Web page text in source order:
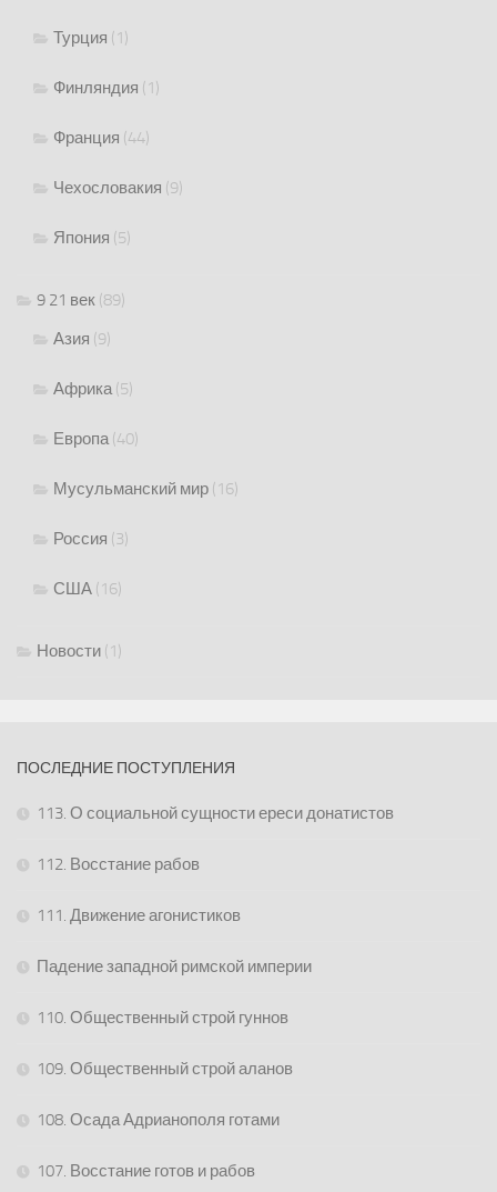
Турция (1)
Финляндия (1)
Франция (44)
Чехословакия (9)
Япония (5)
9 21 век (89)
Азия (9)
Африка(5)
Европа(40)
Мусульманский мир (16)
Россия (3)
США (16)
Новости (1)
ПОСЛЕДНИЕ ПОСТУПЛЕНИЯ
113. О социальной сущности ереси донатистов
112. Восстание рабов
111. Движение агонистиков
Падение западной римской империи
110. Общественный строй гуннов
109. Общественный строй аланов
108. Осада Адрианополя готами
107. Восстание готов и рабов